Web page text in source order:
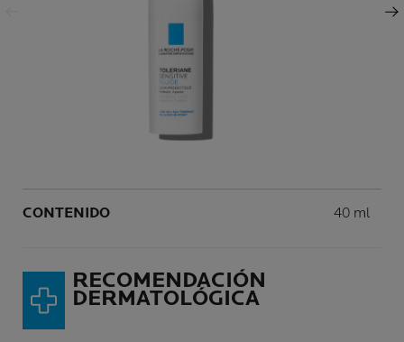
Panel siguiente
CONTENIDO Volume
40 ml
RECOMENDACIÓN
DERMATOLÓGICA